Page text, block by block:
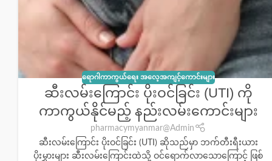
ရောဂါကာကွယ်ရေး အလေ့အကျင့်ကောင်းများ
ဆီးလမ်းကြောင်း ပိုးဝင်ခြင်း (UTI) ကို
ကာကွယ်နိုင်မည့် နည်းလမ်းကောင်းများ
pharmacymyanmar@Admin
ဆီးလမ်းကြောင်း ပိုးဝင်ခြင်း (UTI) ဆိုသည်မှာ ဘက်တီးရီးယား
ပိုးမွှားများ ဆီးလမ်းကြောင်းထဲသို့ ဝင်ရောက်လာသောကြောင့် ဖြစ်